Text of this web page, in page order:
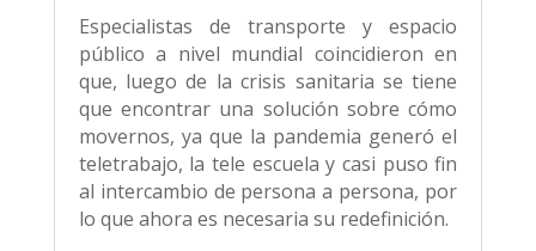
Especialistas de transporte y espacio
público a nivel mundial coincidieron en
que, luego de la crisis sanitaria se tiene
que encontrar una solución sobre cómo
movernos, ya que la pandemia generó el
teletrabajo, la tele escuela y casi puso fin
al intercambio de persona a persona, por
lo que ahora es necesaria su redefinición.